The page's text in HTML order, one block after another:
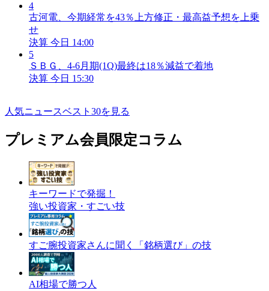
4
古河電、今期経常を43％上方修正・最高益予想を上乗
せ
決算 今日 14:00
5
ＳＢＧ、4-6月期(1Q)最終は18％減益で着地
決算 今日 15:30
人気ニュースベスト30を見る
プレミアム会員限定コラム
キーワードで発掘！
強い投資家・すごい技
すご腕投資家さんに聞く「銘柄選び」の技
AI相場で勝つ人